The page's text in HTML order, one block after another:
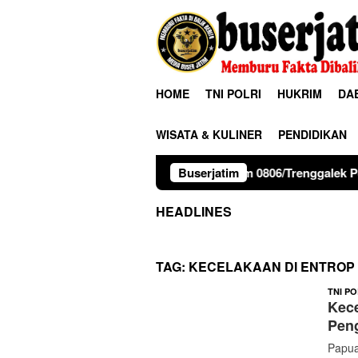
HOME TNI POLRI HUKRIM
WISATA & KULINER PENDIDIKAN
Buserjatim
Kodim 0806/Trenggalek Perkuat Karakter
HEADLINES
TAG: KECELAKAAN DI
TNI